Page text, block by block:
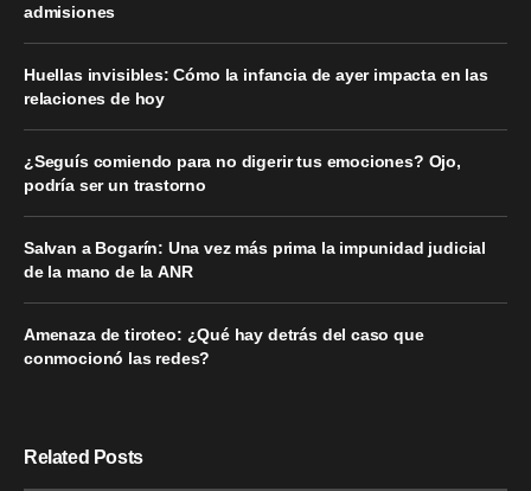
admisiones
Huellas invisibles: Cómo la infancia de ayer impacta en las
relaciones de hoy
¿Seguís comiendo para no digerir tus emociones? Ojo,
podría ser un trastorno
Salvan a Bogarín: Una vez más prima la impunidad judicial
de la mano de la ANR
Amenaza de tiroteo: ¿Qué hay detrás del caso que
conmocionó las redes?
Related Posts